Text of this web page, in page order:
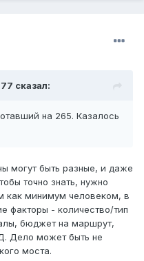
сказал:
на 265. Казалось
могут быть разные, и даже
точно знать, нужно
как минимум человеком, в
факторы - количество/тип
бюджет на маршрут,
Дело может быть не
моста.